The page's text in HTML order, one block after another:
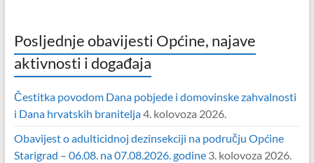
Posljednje obavijesti Općine, najave
aktivnosti i događaja
Čestitka povodom Dana pobjede i domovinske zahvalnosti
i Dana hrvatskih branitelja4. kolovoza 2026.
Obavijest o adulticidnoj dezinsekciji na području Općine
Starigrad – 06.08. na 07.08.2026. godine 3. kolovoza 2026.